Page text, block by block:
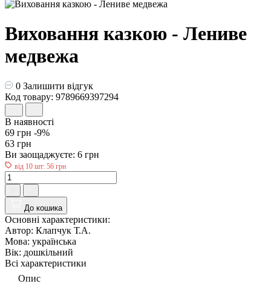
Виховання казкою - Лениве
медвежа
0 Залишити відгук
Код товару: 9789669397294
В наявності
69 грн -9%
63 грн
Ви заощаджуєте: 6 грн
від 10 шт: 56 грн
До кошика
Основні характеристики:
Автор: Клапчук Т.А.
Мова: українська
Вік: дошкiльний
Всі характеристики
Опис